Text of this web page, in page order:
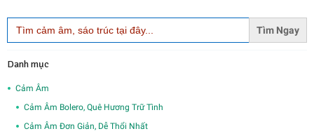
Search
for:
Danh mục
Cảm Âm
Cảm Âm Bolero, Quê Hương Trữ Tình
Cảm Âm Đơn Giản, Dễ Thổi Nhất